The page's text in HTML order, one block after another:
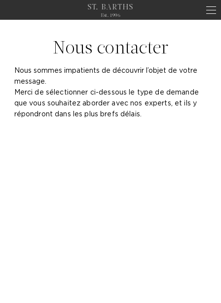
Nous contacter
Nous sommes impatients de découvrir l’objet de votre
message.
Merci de sélectionner ci-dessous le type de demande
que vous souhaitez aborder avec nos experts, et ils y
répondront dans les plus brefs délais.
ST. BARTHS
Est. 1996